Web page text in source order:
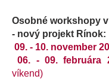
Osobné workshopy
- nový projekt Rínok:
09. - 10. november
06. - 09. februára
víkend)